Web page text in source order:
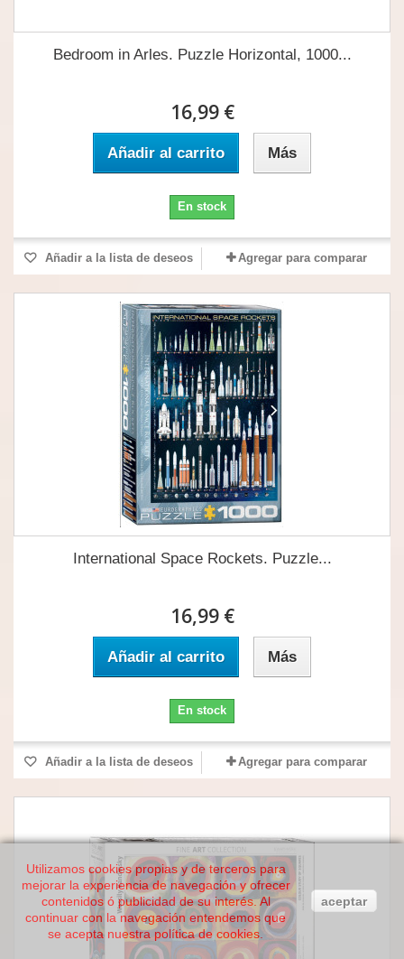
Bedroom in Arles. Puzzle Horizontal, 1000...
16,99 €
Añadir al carrito Más
En stock
Añadir a la lista de deseos Agregar para comparar
International Space Rockets. Puzzle...
16,99 €
Añadir al carrito Más
En stock
Añadir a la lista de deseos Agregar para comparar
Utilizamos cookies propias y de terceros para
mejorar la experiencia de navegación y ofrecer
contenidos ó publicidad de su interés. Al
continuar con la navegación entendemos que
se acepta nuestra política de cookies.
aceptar